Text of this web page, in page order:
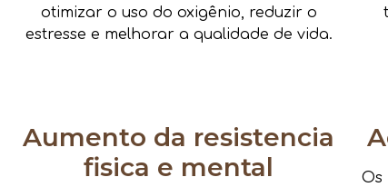
otimizar o uso do oxigênio, reduzir o
estresse e melhorar a qualidade de vida.
Aumento da resistencia
fisica e mental
Os